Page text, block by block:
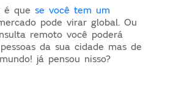
é que se você tem um
pode virar global. Ou
remoto você poderá
da sua cidade mas de
já pensou nisso?